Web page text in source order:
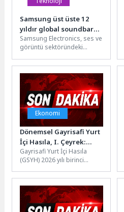
Samsung üst üste 12
yıldır global soundbar
pazarının lideri
Samsung Electronics, ses ve
görüntü sektöründeki
üste 12. kez dünyanın bir
numaralı...
Ekonomi
Dönemsel Gayrisafi Yurt
İçi Hasıla, I. Çeyrek:
Ocak-Mart 2026
Gayrisafi Yurt İçi Hasıla
(GSYH) 2026 yılı birinci
2026 yılı birinci çeyrek...